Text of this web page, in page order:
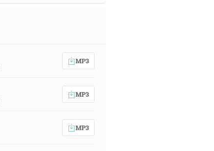
MP3
MP3
MP3